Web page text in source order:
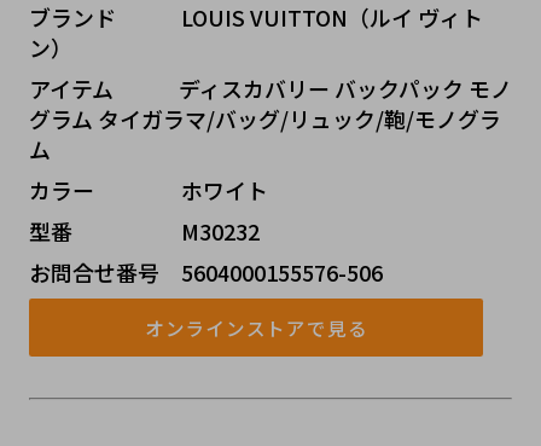
ブランド   LOUIS VUITTON（ルイ ヴィト
ン）
アイテム   ディスカバリー バックパック モノ
グラム タイガラマ/バッグ/リュック/鞄/モノグラ
ム
カラー    ホワイト
型番     M30232
お問合せ番号 5604000155576-506
オンラインストアで見る